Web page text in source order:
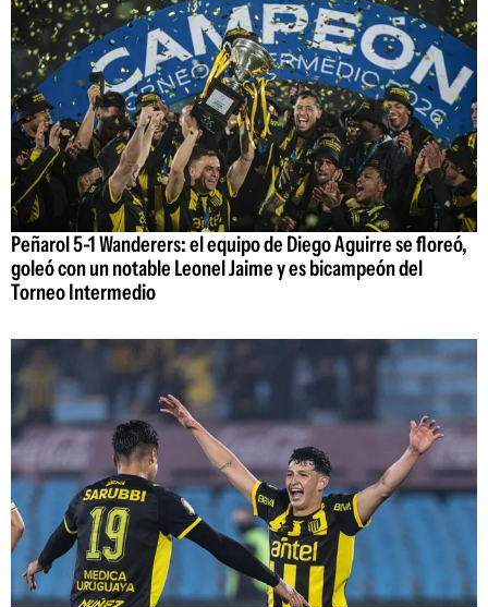
Peñarol 5-1 Wanderers: el equipo de Diego Aguirre se floreó,
goleó con un notable Leonel Jaime y es bicampeón del
Torneo Intermedio